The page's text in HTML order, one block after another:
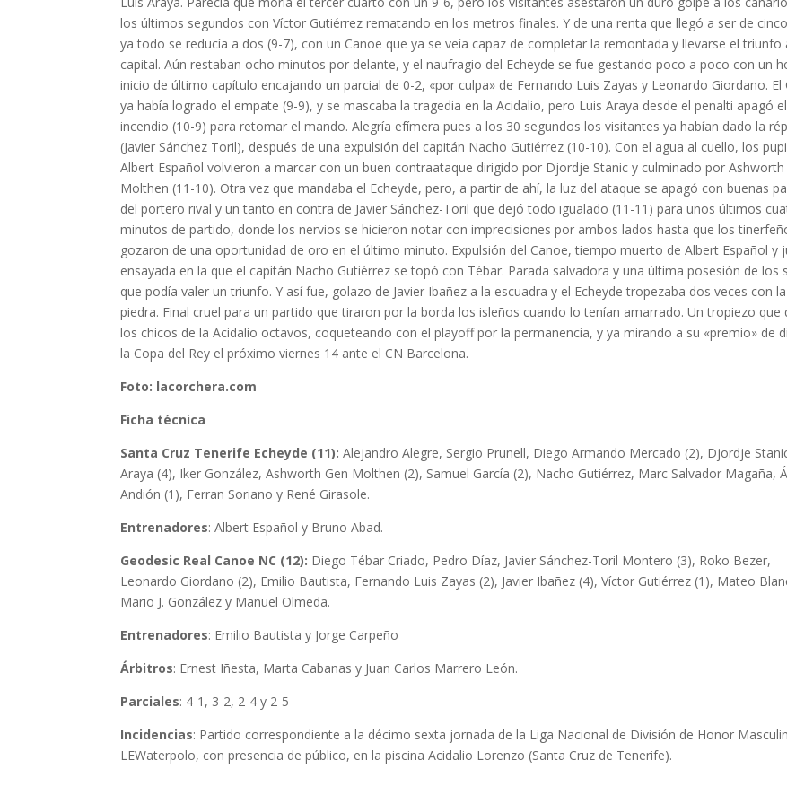
los últimos segundos con Víctor Gutiérrez rematando en los metros finales. Y de una renta que llegó a ser de
ya todo se reducía a dos (9-7), con un Canoe que ya se veía capaz de completar la remontada y llevarse el triunfo
capital. Aún restaban ocho minutos por delante, y el naufragio del Echeyde se fue gestando poco a poco con un
inicio de último capítulo encajando un parcial de 0-2, «por culpa» de Fernando Luis Zayas y Leonardo Giordano. El
ya había logrado el empate (9-9), y se mascaba la tragedia en la Acidalio, pero Luis Araya desde el penalti apagó el
incendio (10-9) para retomar el mando. Alegría efímera pues a los 30 segundos los visitantes ya habían dado la
(Javier Sánchez Toril), después de una expulsión del capitán Nacho Gutiérrez (10-10). Con el agua al cuello, los
Albert Español volvieron a marcar con un buen contraataque dirigido por Djordje Stanic y culminado por Ashworth
Molthen (11-10). Otra vez que mandaba el Echeyde, pero, a partir de ahí, la luz del ataque se apagó con buenas
del portero rival y un tanto en contra de Javier Sánchez-Toril que dejó todo igualado (11-11) para unos últimos
minutos de partido, donde los nervios se hicieron notar con imprecisiones por ambos lados hasta que los
gozaron de una oportunidad de oro en el último minuto. Expulsión del Canoe, tiempo muerto de Albert Español y
ensayada en la que el capitán Nacho Gutiérrez se topó con Tébar. Parada salvadora y una última posesión de los
que podía valer un triunfo. Y así fue, golazo de Javier Ibañez a la escuadra y el Echeyde tropezaba dos veces con
piedra. Final cruel para un partido que tiraron por la borda los isleños cuando lo tenían amarrado. Un tropiezo que
los chicos de la Acidalio octavos, coqueteando con el playoff por la permanencia, y ya mirando a su «premio» de
la Copa del Rey el próximo viernes 14 ante el CN Barcelona.
Foto: lacorchera.com
Ficha técnica
Santa Cruz Tenerife Echeyde (11): Alejandro Alegre, Sergio Prunell, Diego Armando Mercado (2), Djordje
Araya (4), Iker González, Ashworth Gen Molthen (2), Samuel García (2), Nacho Gutiérrez, Marc Salvador Magaña,
Andión (1), Ferran Soriano y René Girasole.
Entrenadores: Albert Español y Bruno Abad.
Geodesic Real Canoe NC (12): Diego Tébar Criado, Pedro Díaz, Javier Sánchez-Toril Montero (3), Roko Bezer,
Leonardo Giordano (2), Emilio Bautista, Fernando Luis Zayas (2), Javier Ibañez (4), Víctor Gutiérrez (1), Mateo
Mario J. González y Manuel Olmeda.
Entrenadores: Emilio Bautista y Jorge Carpeño
Árbitros: Ernest Iñesta, Marta Cabanas y Juan Carlos Marrero León.
Parciales: 4-1, 3-2, 2-4 y 2-5
Incidencias: Partido correspondiente a la décimo sexta jornada de la Liga Nacional de División de Honor
LEWaterpolo, con presencia de público, en la piscina Acidalio Lorenzo (Santa Cruz de Tenerife).